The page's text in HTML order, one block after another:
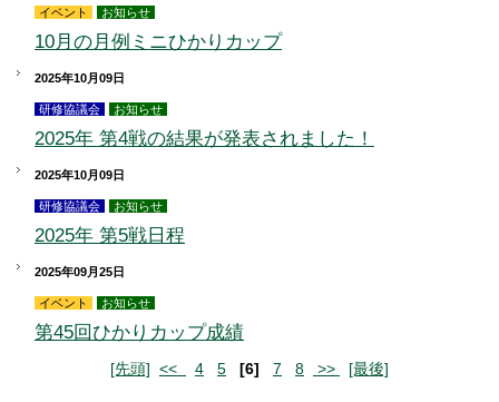
イベント お知らせ
10月の月例ミニひかりカップ
2025年10月09日
研修協議会 お知らせ
2025年 第4戦の結果が発表されました！
2025年10月09日
研修協議会 お知らせ
2025年 第5戦日程
2025年09月25日
イベント お知らせ
第45回ひかりカップ成績
[先頭] << 4 5 [6] 7 8 >> [最後]